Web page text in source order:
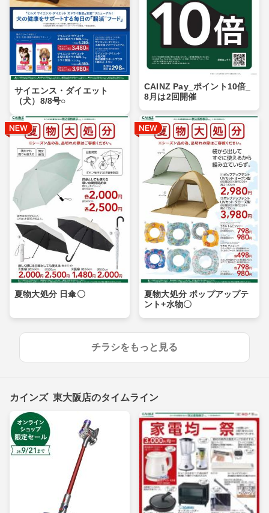
サイエンス・ダイエット
（犬）8/8号○
CAINZ Pay_ポイント10倍_
8月は2回開催
夏物大処分 日傘〇
夏物大処分 ポップアップテ
ント+水物〇
チラシをもっと見る
カインズ 東大阪店のタイムライン